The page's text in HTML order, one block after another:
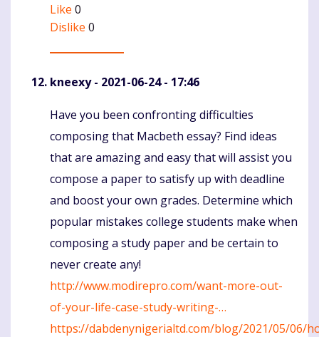
Like 0
Dislike 0
kneexy- 2021-06-24 - 17:46
Komentaras
Have you been confronting difficulties
composing that Macbeth essay? Find ideas
that are amazing and easy that will assist you
compose a paper to satisfy up with deadline
and boost your own grades. Determine which
popular mistakes college students make when
composing a study paper and be certain to
never create any!
http://www.modirepro.com/want-more-out-
of-your-life-case-study-writing-…
https://dabdenynigerialtd.com/blog/2021/05/06/